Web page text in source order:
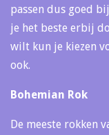
passen dus goed
je het beste erbij
wilt kun je kiezen
ook.
Bohemian Rok
De meeste rokken